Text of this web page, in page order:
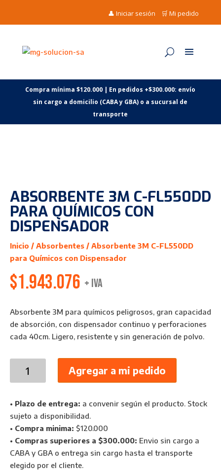
👤 Iniciar sesión 🛒 Mi pedido
Compra mínima $120.000 | En pedidos +$300.000: envío
sin cargo a domicilio (CABA y GBA) o a sucursal de
transporte
ABSORBENTE 3M C-FL550DD
PARA QUÍMICOS CON
DISPENSADOR
Inicio / Absorbentes / Absorbente 3M C-FL550DD
para Químicos con Dispensador
$1.943.076 + IVA
Absorbente 3M para químicos peligrosos, gran capacidad
de absorción, con dispensador continuo y perforaciones
cada 40cm. Ligero, resistente y sin generación de polvo.
FL550DD
para
Químicos
con
Dispensador
cantidad
Agregar a mi pedido
• Plazo de entrega: a convenir según el producto. Stock
sujeto a disponibilidad.
• Compra minima: $120.000
• Compras superiores a $300.000: Envio sin cargo a
CABA y GBA o entrega sin cargo hasta el transporte
elegido por el cliente.